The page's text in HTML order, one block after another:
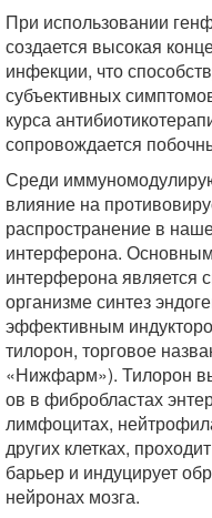
При использовании
создается высокая
инфекции, что
субъективных
курса
сопровождается
Среди
влияние на
распространение в
интерферона.
интерферона является
организме синтез
эффективным
тилорон, торговое
«Нижфарм»). Тилорон
ов в фибробластах
лимфоцитах,
других клетках,
барьер и индуцирует
нейронах мозга.